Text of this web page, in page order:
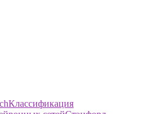
Классификация